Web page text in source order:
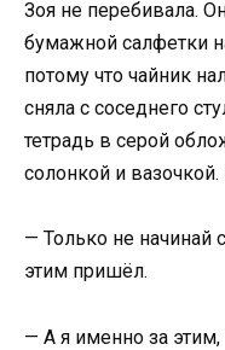
Зоя не перебивала.
бумажной салфетки
потому что чайник
сняла с соседнего
тетрадь в серой
солонкой и
— Только не начинай
этим пришёл.
— А я именно за